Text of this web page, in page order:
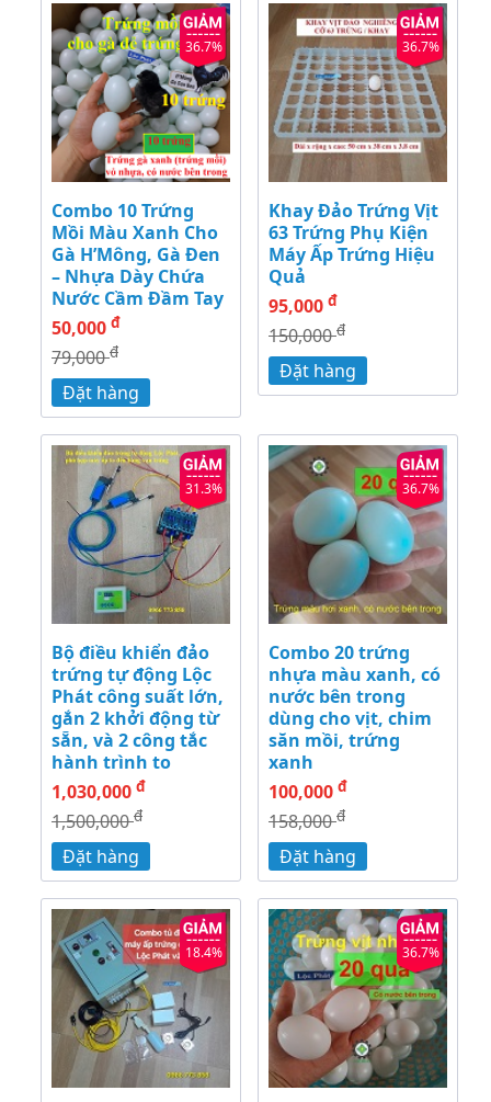
36.7%
Combo 10 Trứng
Mồi Màu Xanh Cho
Gà H’Mông, Gà Đen
– Nhựa Dày Chứa
Nước Cầm Đầm Tay
50,000 đ
79,000đ
Đặt hàng
36.7%
Khay Đảo Trứng Vịt
63 Trứng Phụ Kiện
Máy Ấp Trứng Hiệu
Quả
95,000 đ
150,000đ
Đặt hàng
31.3%
Bộ điều khiển đảo
trứng tự động Lộc
Phát công suất lớn,
gắn 2 khởi động từ
sẵn, và 2 công tắc
hành trình to
1,030,000 đ
1,500,000đ
Đặt hàng
36.7%
Combo 20 trứng
nhựa màu xanh, có
nước bên trong
dùng cho vịt, chim
săn mồi, trứng
xanh
100,000 đ
158,000đ
Đặt hàng
18.4% 36.7%